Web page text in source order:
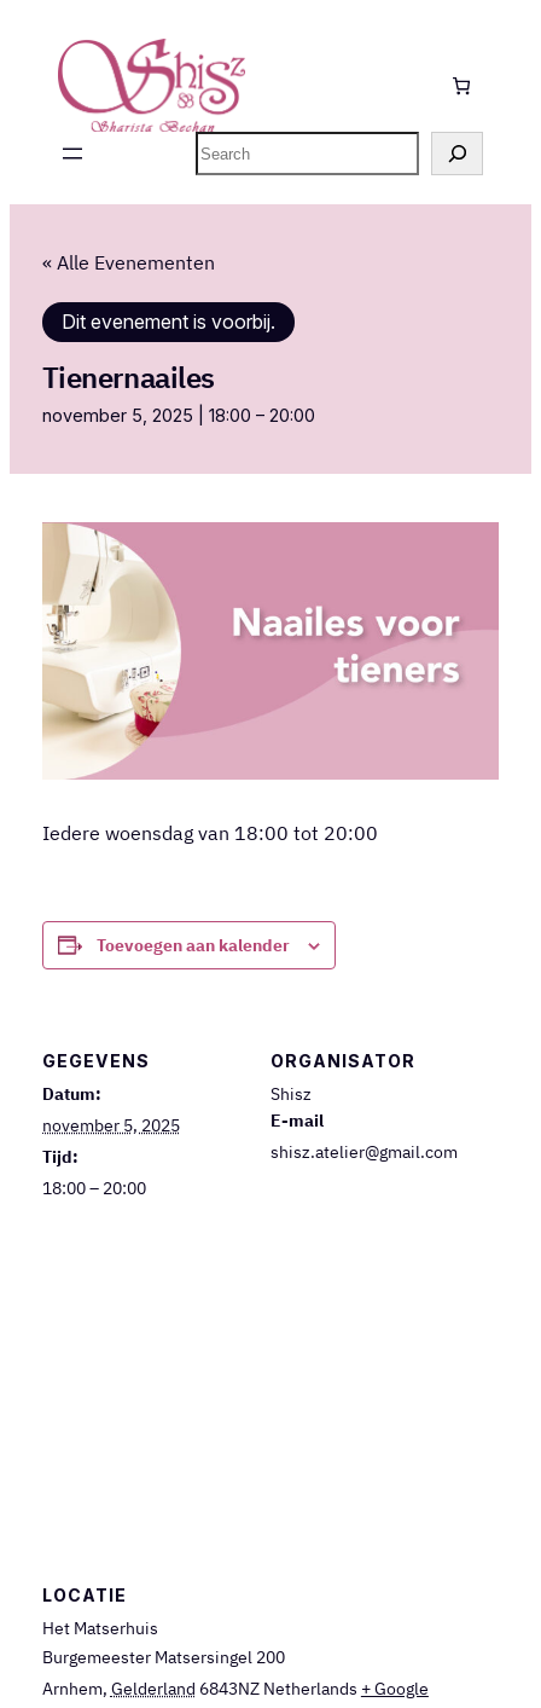
Zoeken
« Alle Evenementen
Dit evenement is voorbij.
Tienernaailes
november 5, 2025 | 18:00 – 20:00
Iedere woensdag van 18:00 tot 20:00
Toevoegen aan kalender
GEGEVENS
Datum:
november 5, 2025
Tijd:
18:00 – 20:00
ORGANISATOR
Shisz
E-mail
shisz.atelier@gmail.com
LOCATIE
Het Matserhuis
Burgemeester Matsersingel 200
Arnhem, Gelderland 6843NZ Netherlands + Google